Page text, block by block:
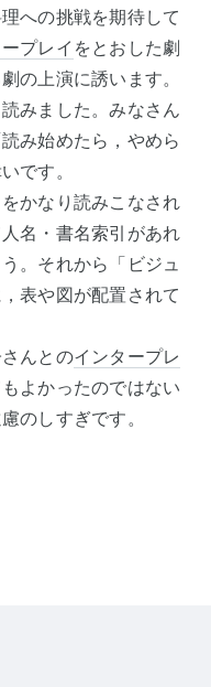
への挑戦を期待して
プレイ をとおした劇
の上演に誘います。
みました。みなさん
み始めたら，やめら
です。
かなり読みこなされ
名・書名索引があれ
。それから「ビジュ
表や図が配置されて
んとのインタープレ
よかったのではない
のしすぎです。